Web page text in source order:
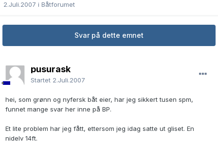
2.Juli.2007 i Båtforumet
Svar på dette emnet
pusurask
Startet 2.Juli.2007
hei, som grønn og nyfersk båt eier, har jeg sikkert tusen spm,
funnet mange svar her inne på BP.
Et lite problem har jeg fått, ettersom jeg idag satte ut gliset. En
nidelv 14ft.